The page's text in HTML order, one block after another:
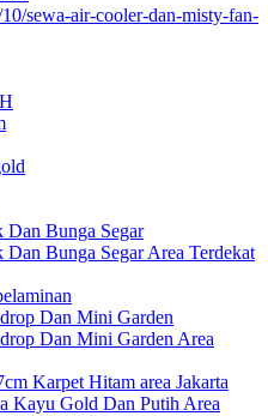
sewa-air-cooler-dan-misty-fan-
Dan Bunga Segar
Dan Bunga Segar Area Terdekat
Dan Mini Garden
Dan Mini Garden Area
Karpet Hitam area Jakarta
Kayu Gold Dan Putih Area